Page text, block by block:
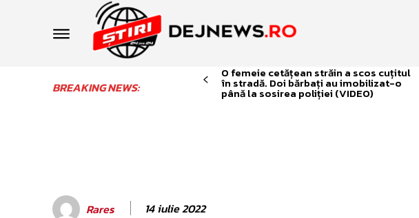
BREAKING NEWS:
O femeie cetățean străin a scos cuțitul
în stradă. Doi bărbați au imobilizat-o
până la sosirea poliției (VIDEO)
Rares 14 iulie 2022